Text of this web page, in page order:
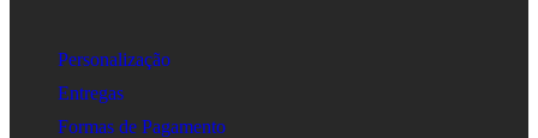
Personalização
Entregas
Formas de Pagamento